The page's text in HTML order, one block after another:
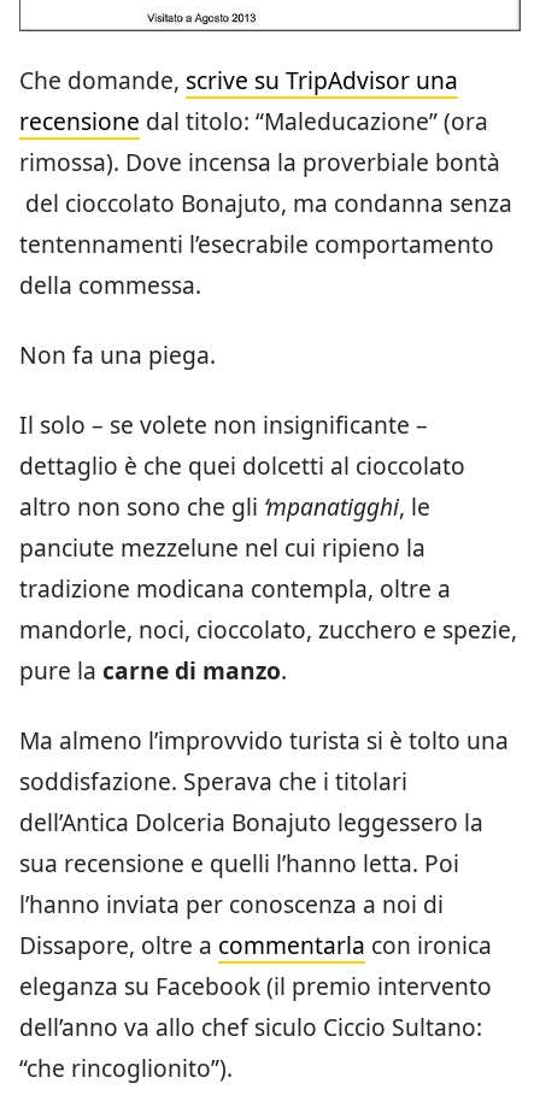
Che domande, scrive su TripAdvisor una
recensione dal titolo: “Maleducazione” (ora
rimossa). Dove incensa la proverbiale bontà
del cioccolato Bonajuto, ma condanna senza
tentennamenti l’esecrabile comportamento
della commessa.
Non fa una piega.
Il solo – se volete non insignificante –
dettaglio è che quei dolcetti al cioccolato
altro non sono che gli ‘mpanatigghi, le
panciute mezzelune nel cui ripieno la
tradizione modicana contempla, oltre a
mandorle, noci, cioccolato, zucchero e spezie,
pure la carne di manzo.
Ma almeno l’improvvido turista si è tolto una
soddisfazione. Sperava che i titolari
dell’Antica Dolceria Bonajuto leggessero la
sua recensione e quelli l’hanno letta. Poi
l’hanno inviata per conoscenza a noi di
Dissapore, oltre a commentarla con ironica
eleganza su Facebook (il premio intervento
dell’anno va allo chef siculo Ciccio Sultano:
“che rincoglionito”).